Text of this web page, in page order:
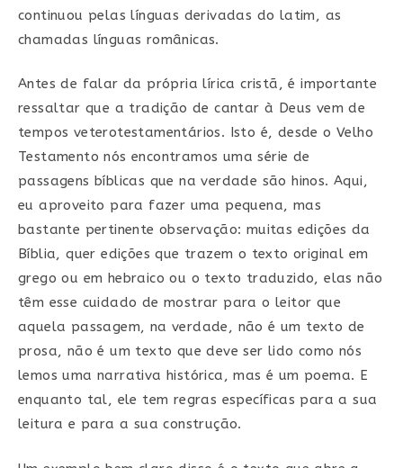
continuou pelas línguas derivadas do latim, as
chamadas línguas românicas.
Antes de falar da própria lírica cristã, é importante
ressaltar que a tradição de cantar à Deus vem de
tempos veterotestamentários. Isto é, desde o Velho
Testamento nós encontramos uma série de
passagens bíblicas que na verdade são hinos. Aqui,
eu aproveito para fazer uma pequena, mas
bastante pertinente observação: muitas edições da
Bíblia, quer edições que trazem o texto original em
grego ou em hebraico ou o texto traduzido, elas não
têm esse cuidado de mostrar para o leitor que
aquela passagem, na verdade, não é um texto de
prosa, não é um texto que deve ser lido como nós
lemos uma narrativa histórica, mas é um poema. E
enquanto tal, ele tem regras específicas para a sua
leitura e para a sua construção.